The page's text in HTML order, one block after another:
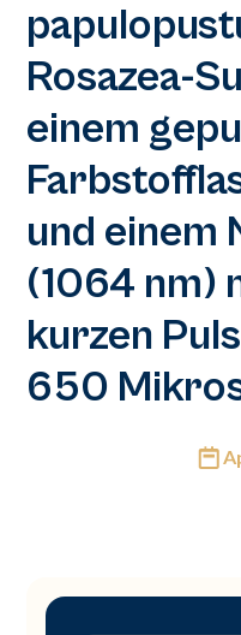
Rosazea-
einem
und einem
(1064 nm)
kurzen
650